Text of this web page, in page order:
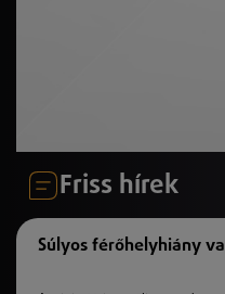
Friss hírek
Súlyos férőhelyhiány